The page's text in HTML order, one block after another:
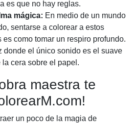
es que no hay reglas.
mágica: En medio de un mundo
sentarse a colorear a estos
como tomar un respiro profundo.
donde el único sonido es el suave
cera sobre el papel.
maestra te
un poco de la magia de